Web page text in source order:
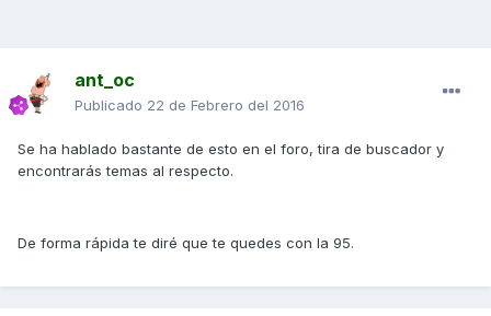
ant_oc
Publicado 22 de Febrero del 2016
Se ha hablado bastante de esto en el foro, tira de buscador y
encontrarás temas al respecto.
De forma rápida te diré que te quedes con la 95.